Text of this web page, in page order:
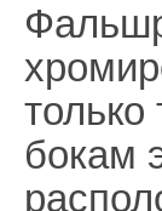
бокам